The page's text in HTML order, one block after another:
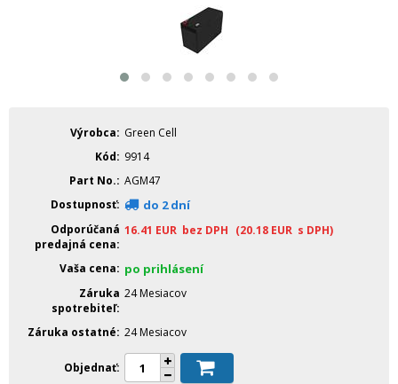
Výrobca
Green Cell
Kód
9914
Part No. AGM47
Dostupnosť
do 2 dní
Odporúčaná
predajná cena
16.41 EUR bez DPH (20.18 EUR s DPH)
Vaša cena po prihlásení
Záruka
spotrebiteľ
24 Mesiacov
Záruka ostatné 24 Mesiacov
Objednať